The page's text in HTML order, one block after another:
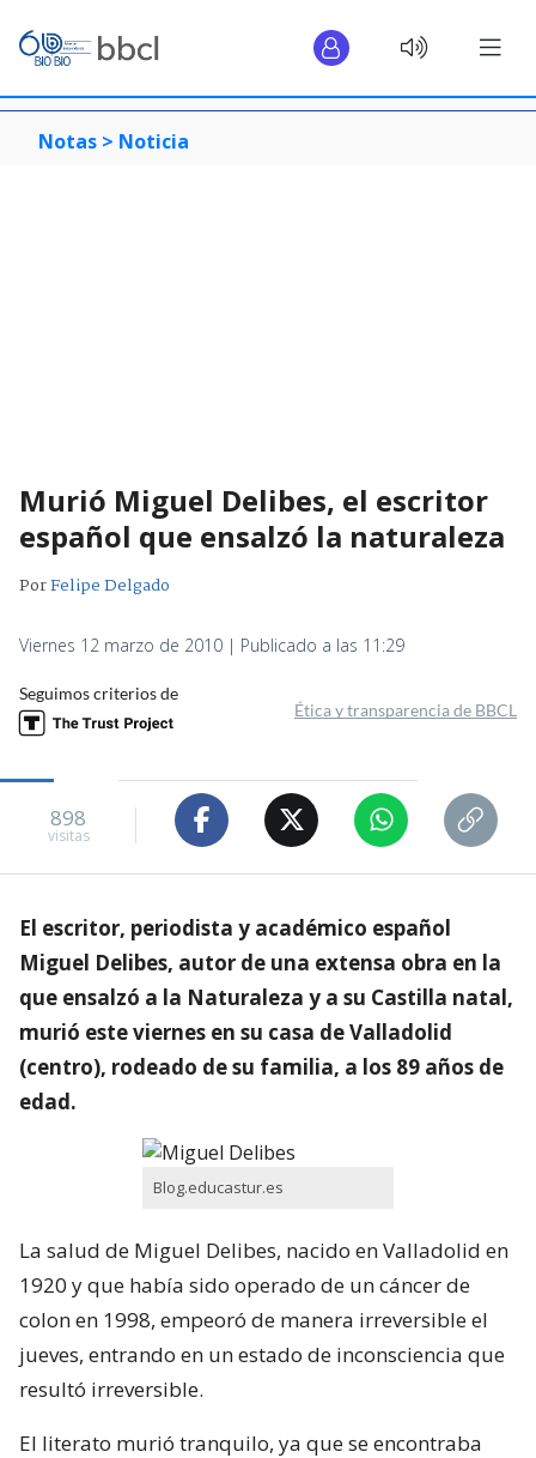
Notas > Noticia
Murió Miguel Delibes, el escritor
español que ensalzó la naturaleza
PorFelipe Delgado
Viernes 12 marzo de 2010 | Publicado a las 11:29
Seguimos criterios de
Ética y transparencia de BBCL
898
visitas
El escritor, periodista y académico español
Miguel Delibes, autor de una extensa obra en la
que ensalzó a la Naturaleza y a su Castilla natal,
murió este viernes en su casa de Valladolid
(centro), rodeado de su familia, a los 89 años de
edad.
Blog.educastur.es
La salud de Miguel Delibes, nacido en Valladolid en
1920 y que había sido operado de un cáncer de
colon en 1998, empeoró de manera irreversible el
jueves, entrando en un estado de inconsciencia que
resultó irreversible.
El literato murió tranquilo, ya que se encontraba